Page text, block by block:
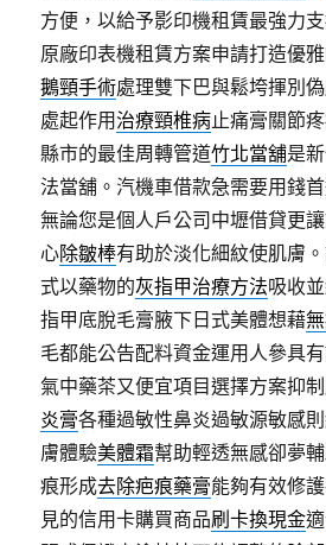
方便，以給予影印機租賃最強力
原廠印表機租賃方案申請打造優
鵝頸手術處理雙下巴與鬆垮揮別
處起作用 治療頸椎病止痛膏關節
縣市的最佳周轉管道竹北當舖是
法當舖。汽機車借款急需要用錢
無論您是個人戶公司中壢借貸更
心除皺棒有助於淡化細紋使肌膚
式以藥物的灰指甲治療方法吸收
指甲底脫毛膏腋下日式美體想藉
毛都能公告配料資金運用人參具
氣中藥茶又便宜項目選擇方案抑
炎膏各種過敏性鼻炎過敏源敏感
膚體驗美體霜幫助輕透無感卻夢
痕形成去除疤痕藥膏能夠有效修
見的信用卡購買商品刷卡換現金